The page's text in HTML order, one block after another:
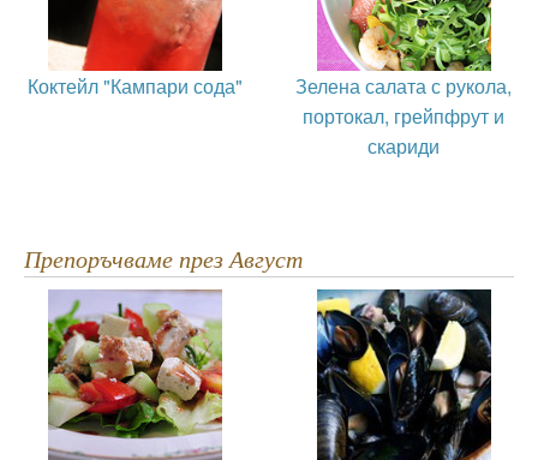
Коктейл "Кампари сода"
Зелена салата с рукола,
портокал, грейпфрут и
скариди
Препоръчваме през Август